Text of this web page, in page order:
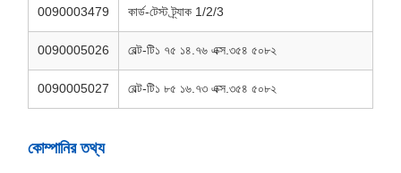
0090003479 কার্ড-টেস্ট ট্র্যাক 1/2/3
0090005026 বেল্ট-টি১ ৭৫ ১৪.৭৬ এক্স.৩৫৪ ৫০৮২
0090005027 বেল্ট-টি১ ৮৫ ১৬.৭৩ এক্স.৩৫৪ ৫০৮২
কোম্পানির তথ্য